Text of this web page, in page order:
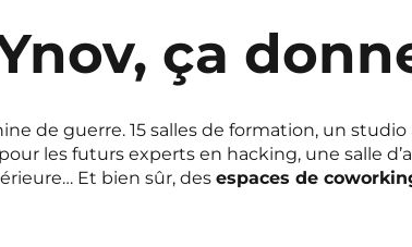
ça
de guerre. 15 salles de formation, un
les futurs experts en hacking, une salle
Et bien sûr, des espaces de